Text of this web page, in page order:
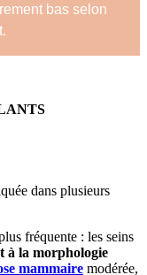
bas selon
dans plusieurs
fréquente : les seins
à la morphologie
mammaire modérée,